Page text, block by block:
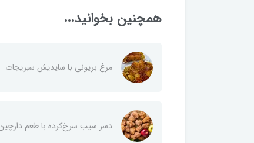
همچنین بخوانید...
مرغ بریونی با سایدیش سبزیجات
دسر سیب سرخ‌کرده با طعم